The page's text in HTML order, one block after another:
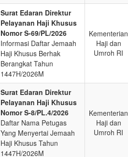
Surat Edaran Direktur
Pelayanan Haji Khusus
Nomor S-69/PL/2026
Informasi Daftar Jemaah
Haji Khusus Berhak
Berangkat Tahun
1447H/2026M
Kementerian
Haji dan
Umroh RI
Surat Edaran Direktur
Pelayanan Haji Khusus
Nomor S-8/PL.4/2026
Daftar Nama Petugas
Yang Menyertai Jemaah
Haji Khusus Tahun
1447H/2026M
Kementerian
Haji dan
Umroh RI